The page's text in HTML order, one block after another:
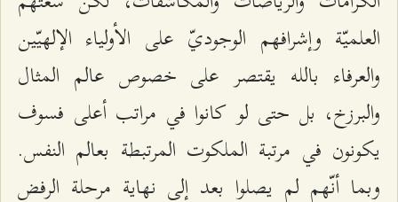
العلميّة وإشرافهم الوجوديّ على الأولياء الإلهيّين
والعرفاء بالله يقتصر على خصوص عالم المثال
والبرزخ، بل حتى لو كانوا في مراتب أعلى فسوف
يكونون في مرتبة الملكوت المرتبطة بعالم النفس.
وبما أنّهم لم يصلوا بعد إلى نهاية مرحلة الرفض